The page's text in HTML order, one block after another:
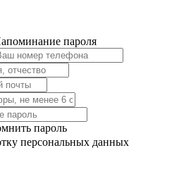
пароля
пароль
персональных данных